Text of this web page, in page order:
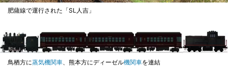
肥薩線で運行された「SL人吉」
鳥栖方に蒸気機関車 、熊本方にディーゼル機関車を連結